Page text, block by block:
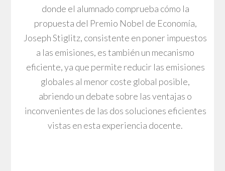
donde el alumnado comprueba cómo la
propuesta del Premio Nobel de Economía,
Joseph Stiglitz, consistente en poner impuestos
a las emisiones, es también un mecanismo
eficiente, ya que permite reducir las emisiones
globales al menor coste global posible,
abriendo un debate sobre las ventajas o
inconvenientes de las dos soluciones eficientes
vistas en esta experiencia docente.